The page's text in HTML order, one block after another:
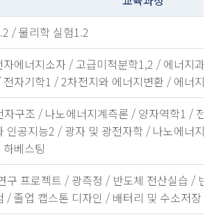
/ 물리학 실험1.2
자에너지소자 / 고급미적분학1,2 / 에너지과
자기학1 / 2차전지와 에너지변환 / 에너지
자구조 / 나노에너지계측론 / 양자역학1 / 전
인공지능2 / 광자 및 광전자학 / 나노에너지
베스팅
구 프로젝트 / 광측정 / 반도체 전산실습 / 반
/ 졸업 캡스톤 디자인 / 배터리 및 수소저장 /